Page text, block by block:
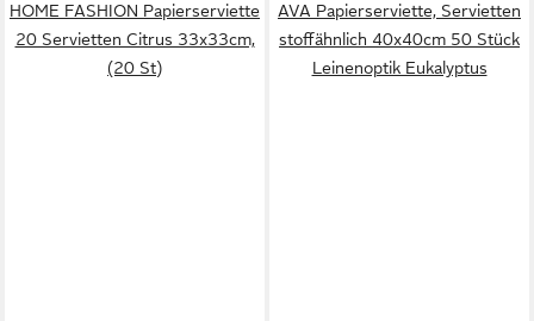
HOME FASHION Papierserviette
20 Servietten Citrus 33x33cm,
(20 St)
AVA Papierserviette, Servietten
stoffähnlich 40x40cm 50 Stück
Leinenoptik Eukalyptus